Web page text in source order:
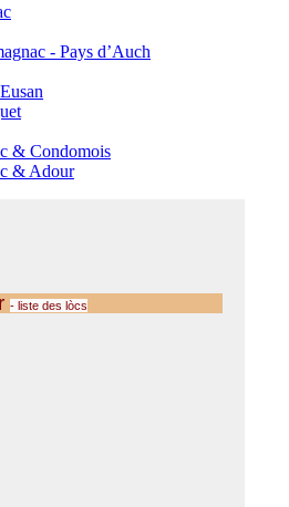
- Pays d’Auch
& Condomois
& Adour